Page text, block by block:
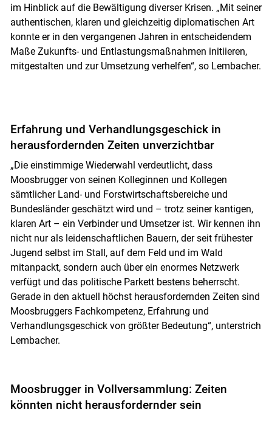
im Hinblick auf die Bewältigung diverser Krisen. „Mit seiner
authentischen, klaren und gleichzeitig diplomatischen Art
konnte er in den vergangenen Jahren in entscheidendem
Maße Zukunfts- und Entlastungsmaßnahmen initiieren,
mitgestalten und zur Umsetzung verhelfen“, so Lembacher.
Erfahrung und Verhandlungsgeschick in
herausfordernden Zeiten unverzichtbar
„Die einstimmige Wiederwahl verdeutlicht, dass
Moosbrugger von seinen Kolleginnen und Kollegen
sämtlicher Land- und Forstwirtschaftsbereiche und
Bundesländer geschätzt wird und – trotz seiner kantigen,
klaren Art – ein Verbinder und Umsetzer ist. Wir kennen ihn
nicht nur als leidenschaftlichen Bauern, der seit frühester
Jugend selbst im Stall, auf dem Feld und im Wald
mitanpackt, sondern auch über ein enormes Netzwerk
verfügt und das politische Parkett bestens beherrscht.
Gerade in den aktuell höchst herausfordernden Zeiten sind
Moosbruggers Fachkompetenz, Erfahrung und
Verhandlungsgeschick von größter Bedeutung“, unterstrich
Lembacher.
Moosbrugger in Vollversammlung: Zeiten
könnten nicht herausfordernder sein